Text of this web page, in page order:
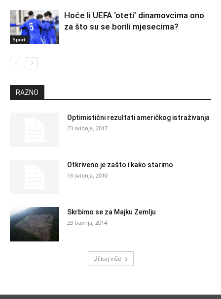
Sport
Hoće li UEFA ‘oteti’ dinamovcima ono
za što su se borili mjesecima?
RAZNO
Optimistični rezultati američkog istraživanja
23 svibnja, 2017
Otkriveno je zašto i kako starimo
18 svibnja, 2010
Skrbimo se za Majku Zemlju
23 travnja, 2014
Učitaj više